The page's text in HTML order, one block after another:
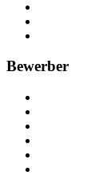
Bewerber